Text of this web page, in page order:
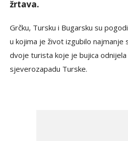
žrtava.
Grčku, Tursku i Bugarsku su
u kojima je život izgubilo najmanje
dvoje turista koje je bujica odnijela
sjeverozapadu Turske.